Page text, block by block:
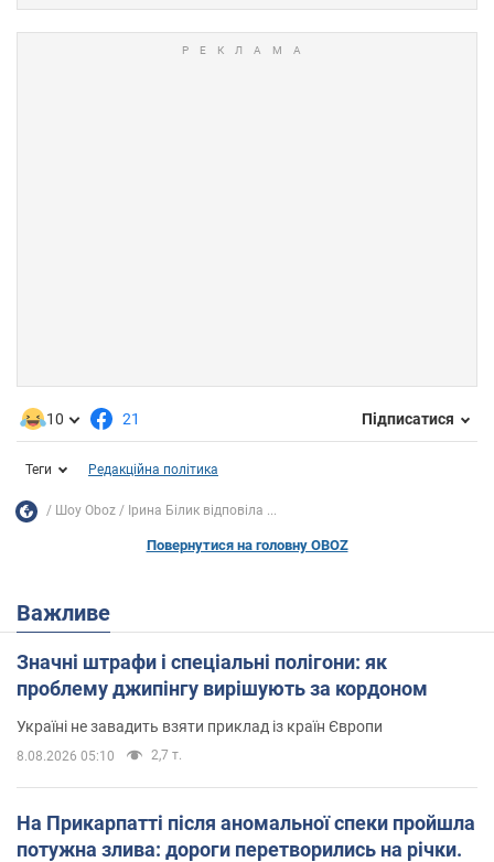
10 21 Підписатися
Теги Редакційна політика
Шоу Oboz Ірина Білик відповіла ...
Повернутися на головну OBOZ
Важливе
Значні штрафи і спеціальні полігони: як
проблему джипінгу вирішують за кордоном
Україні не завадить взяти приклад із країн Європи
8.08.2026 05:10 2,7 т.
На Прикарпатті після аномальної спеки пройшла
потужна злива: дороги перетворились на річки.